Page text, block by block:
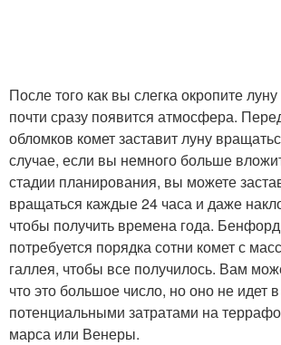
После того как вы слегка окропите
почти сразу появится атмосфера.
обломков комет заставит луну
случае, если вы немного больше
стадии планирования, вы можете
вращаться каждые 24 часа и даже
чтобы получить времена года. Бенфорд
потребуется порядка сотни комет с
галлея, чтобы все получилось. Вам
что это большое число, но оно не идет
потенциальными затратами на
марса или Венеры.